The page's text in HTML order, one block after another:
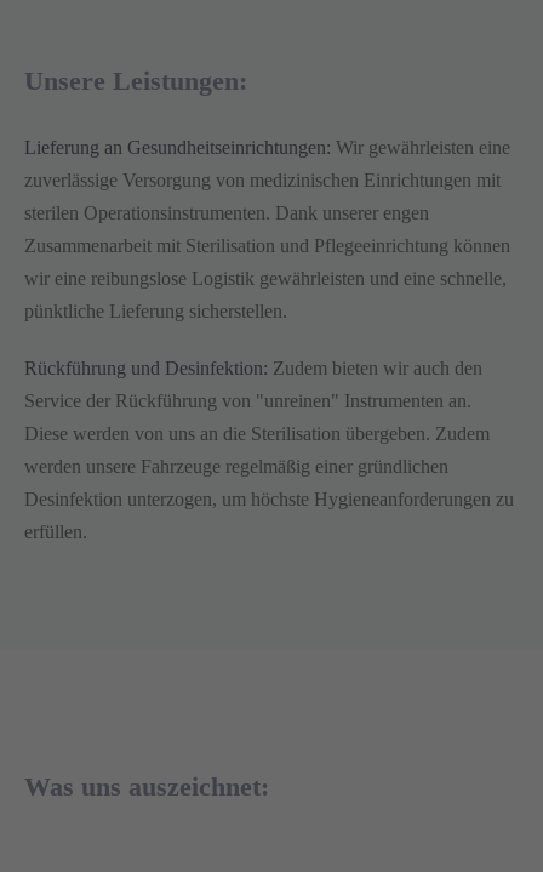
Unsere Leistungen:
Lieferung an Gesundheitseinrichtungen: Wir gewährleisten eine
zuverlässige Versorgung von medizinischen Einrichtungen mit
sterilen Operationsinstrumenten. Dank unserer engen
Zusammenarbeit mit Sterilisation und Pflegeeinrichtung können
wir eine reibungslose Logistik gewährleisten und eine schnelle,
pünktliche Lieferung sicherstellen.
Rückführung und Desinfektion: Zudem bieten wir auch den
Service der Rückführung von "unreinen" Instrumenten an.
Diese werden von uns an die Sterilisation übergeben. Zudem
werden unsere Fahrzeuge regelmäßig einer gründlichen
Desinfektion unterzogen, um höchste Hygieneanforderungen zu
erfüllen.
Was uns auszeichnet: